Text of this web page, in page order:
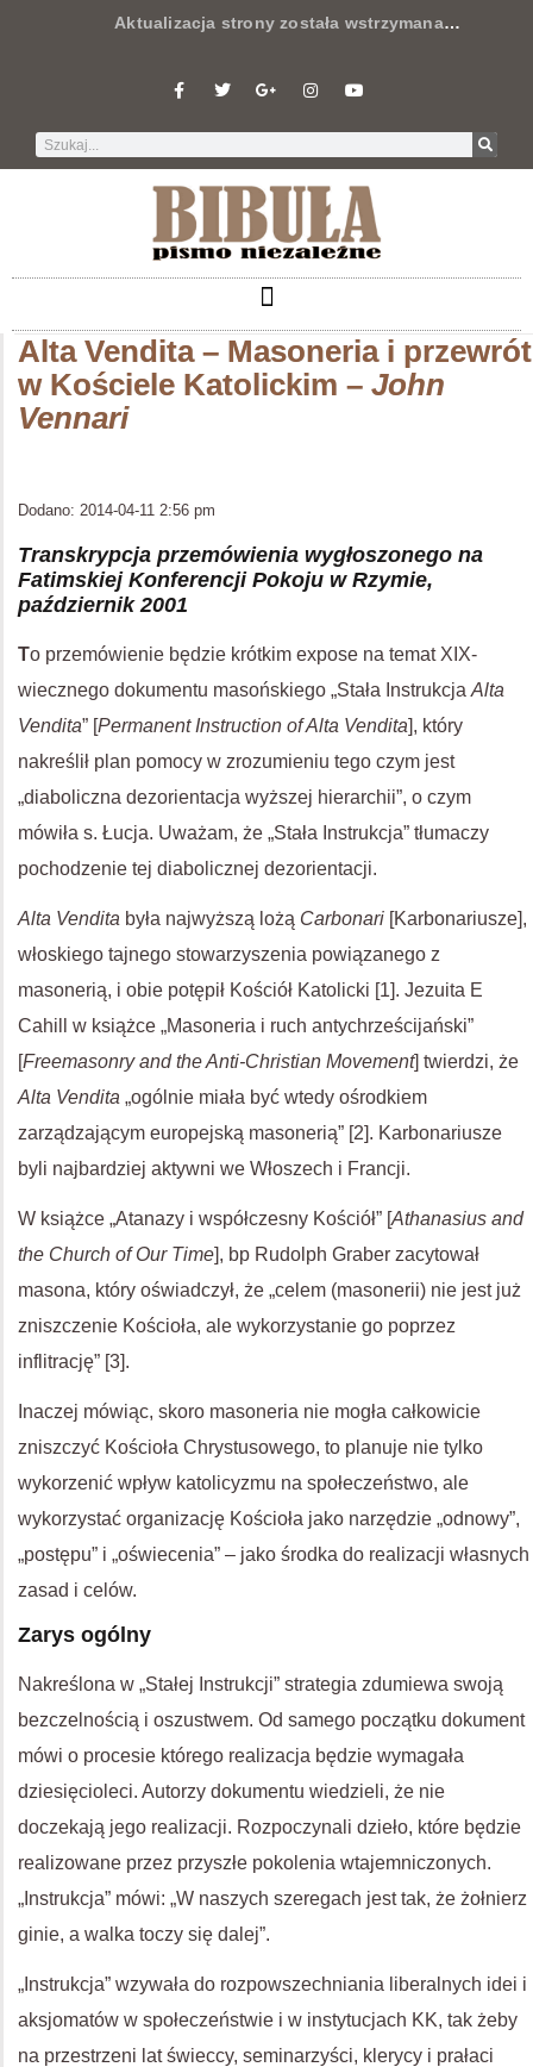
Aktualizacja strony została wstrzymana…
Alta Vendita – Masoneria i przewrót
w Kościele Katolickim – John
Vennari
Dodano: 2014-04-11 2:56 pm
Transkrypcja przemówienia wygłoszonego na
Fatimskiej Konferencji Pokoju w Rzymie,
październik 2001
To przemówienie będzie krótkim expose na temat XIX-
wiecznego dokumentu masońskiego „Stała Instrukcja Alta
Vendita” [Permanent Instruction of Alta Vendita], który
nakreślił plan pomocy w zrozumieniu tego czym jest
„diaboliczna dezorientacja wyższej hierarchii”, o czym
mówiła s. Łucja. Uważam, że „Stała Instrukcja” tłumaczy
pochodzenie tej diabolicznej dezorientacji.
Alta Vendita była najwyższą lożą Carbonari [Karbonariusze],
włoskiego tajnego stowarzyszenia powiązanego z
masonerią, i obie potępił Kościół Katolicki [1]. Jezuita E
Cahill w książce „Masoneria i ruch antychrześcijański”
[Freemasonry and the Anti-Christian Movement] twierdzi, że
Alta Vendita „ogólnie miała być wtedy ośrodkiem
zarządzającym europejską masonerią” [2]. Karbonariusze
byli najbardziej aktywni we Włoszech i Francji.
W książce „Atanazy i współczesny Kościół” [Athanasius and
the Church of Our Time], bp Rudolph Graber zacytował
masona, który oświadczył, że „celem (masonerii) nie jest już
zniszczenie Kościoła, ale wykorzystanie go poprzez
inflitrację” [3].
Inaczej mówiąc, skoro masoneria nie mogła całkowicie
zniszczyć Kościoła Chrystusowego, to planuje nie tylko
wykorzenić wpływ katolicyzmu na społeczeństwo, ale
wykorzystać organizację Kościoła jako narzędzie „odnowy”,
„postępu” i „oświecenia” – jako środka do realizacji własnych
zasad i celów.
Zarys ogólny
Nakreślona w „Stałej Instrukcji” strategia zdumiewa swoją
bezczelnością i oszustwem. Od samego początku dokument
mówi o procesie którego realizacja będzie wymagała
dziesięcioleci. Autorzy dokumentu wiedzieli, że nie
doczekają jego realizacji. Rozpoczynali dzieło, które będzie
realizowane przez przyszłe pokolenia wtajemniczonych.
„Instrukcja” mówi: „W naszych szeregach jest tak, że żołnierz
ginie, a walka toczy się dalej”.
„Instrukcja” wzywała do rozpowszechniania liberalnych idei i
aksjomatów w społeczeństwie i w instytucjach KK, tak żeby
na przestrzeni lat świeccy, seminarzyści, klerycy i prałaci